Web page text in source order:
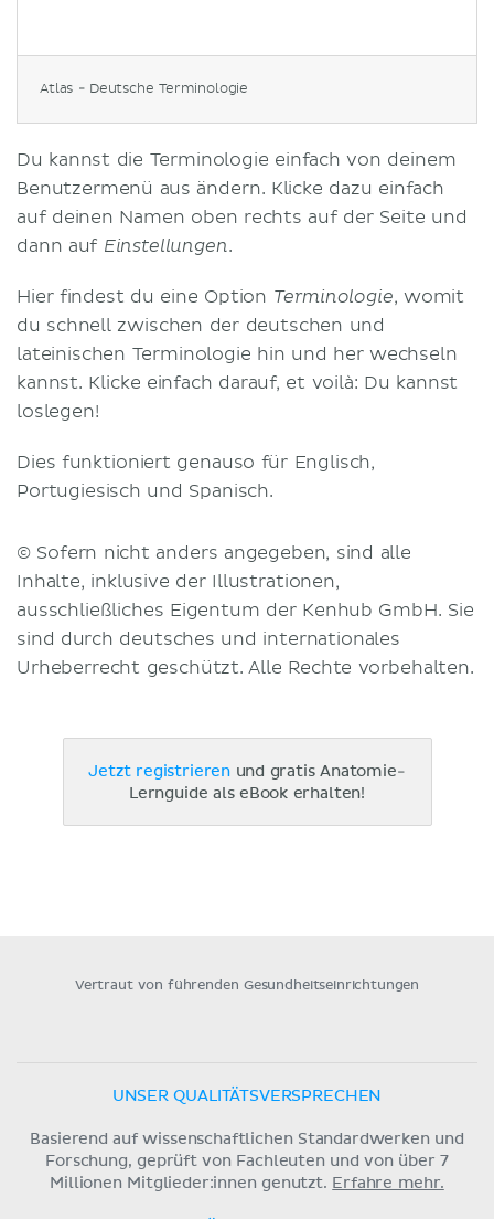
Atlas - Deutsche Terminologie
Du kannst die Terminologie einfach von deinem
Benutzermenü aus ändern. Klicke dazu einfach
auf deinen Namen oben rechts auf der Seite und
dann auf Einstellungen.
Hier findest du eine Option Terminologie, womit
du schnell zwischen der deutschen und
lateinischen Terminologie hin und her wechseln
kannst. Klicke einfach darauf, et voilà: Du kannst
loslegen!
Dies funktioniert genauso für Englisch,
Portugiesisch und Spanisch.
© Sofern nicht anders angegeben, sind alle
Inhalte, inklusive der Illustrationen,
ausschließliches Eigentum der Kenhub GmbH. Sie
sind durch deutsches und internationales
Urheberrecht geschützt. Alle Rechte vorbehalten.
Jetzt registrieren und gratis Anatomie-
Lernguide als eBook erhalten!
Vertraut von führenden Gesundheitseinrichtungen
UNSER QUALITÄTSVERSPRECHEN
Basierend auf wissenschaftlichen Standardwerken und
Forschung, geprüft von Fachleuten und von über 7
Millionen Mitglieder:innen genutzt. Erfahre mehr.